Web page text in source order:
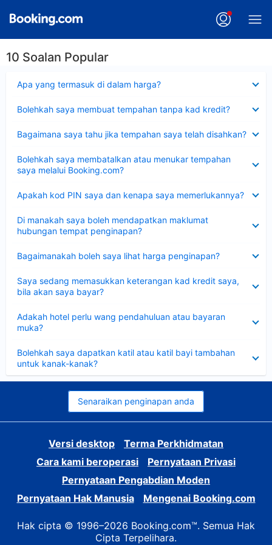
10 Soalan Popular
Apa yang termasuk di dalam harga?
Bolehkah saya membuat tempahan tanpa kad kredit?
Bagaimana saya tahu jika tempahan saya telah disahkan?
Bolehkah saya membatalkan atau menukar tempahan
saya melalui Booking.com?
Apakah kod PIN saya dan kenapa saya memerlukannya?
Di manakah saya boleh mendapatkan maklumat
hubungan tempat penginapan?
Bagaimanakah boleh saya lihat harga penginapan?
Saya sedang memasukkan keterangan kad kredit saya,
bila akan saya bayar?
Adakah hotel perlu wang pendahuluan atau bayaran
muka?
Bolehkah saya dapatkan katil atau katil bayi tambahan
untuk kanak-kanak?
Senaraikan penginapan anda
Versi desktop
Terma Perkhidmatan
Cara kami beroperasi
Pernyataan Privasi
Pernyataan Pengabdian Moden
Pernyataan Hak Manusia
Mengenai Booking.com
Hak cipta © 1996–2026 Booking.com™. Semua Hak
Cipta Terpelihara.